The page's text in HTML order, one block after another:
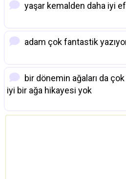
yaşar kemalden daha iyi
adam çok fantastik
bir dönemin ağaları da
iyi bir ağa hikayesi yok